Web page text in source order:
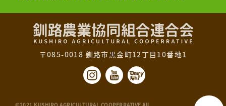
〒085-0018 釧路市黒金町12丁目10番地1